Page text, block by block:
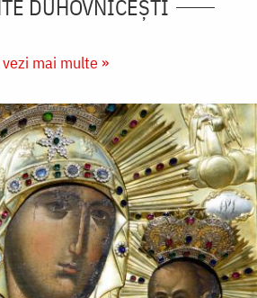
DUHOVNICEȘTI
vezi mai multe »